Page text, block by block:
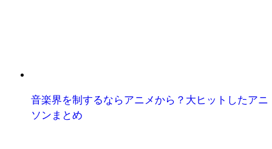
音楽界を制するならアニメから？大ヒットしたアニ
ソンまとめ